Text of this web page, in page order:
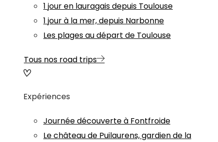
1 jour en lauragais depuis Toulouse
1 jour à la mer, depuis Narbonne
Les plages au départ de Toulouse
Tous nos road trips
Expériences
Journée découverte à Fontfroide
Le château de Puilaurens, gardien de la